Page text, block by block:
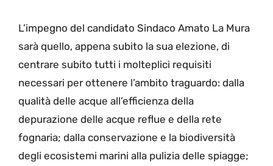
L’impegno del candidato Sindaco Amato La Mura
sarà quello, appena subito la sua elezione, di
centrare subito tutti i molteplici requisiti
necessari per ottenere l’ambito traguardo: dalla
qualità delle acque all’efficienza della
depurazione delle acque reflue e della rete
fognaria; dalla conservazione e la biodiversità
degli ecosistemi marini alla pulizia delle spiagge;